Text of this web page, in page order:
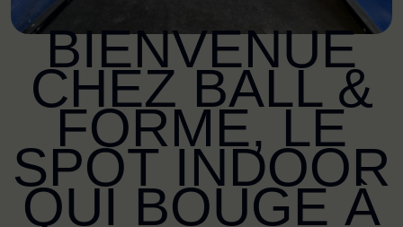
BIENVENUE
CHEZ BALL &
FORME, LE
SPOT INDOOR
QUI BOUGE À